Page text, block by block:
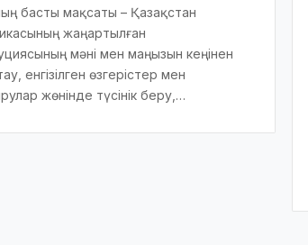
басты мақсаты – Қазақстан
жаңартылған
мәні мен маңызын кеңінен
енгізілген өзгерістер мен
жөнінде түсінік беру,…